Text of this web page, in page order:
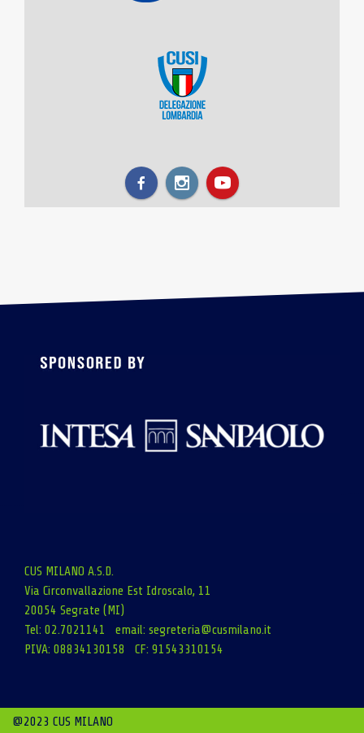
CUS MILANO A.S.D.
Via Circonvallazione Est Idroscalo, 11
20054 Segrate (MI)
Tel: 02.7021141 email: segreteria@cusmilano.it
PIVA: 08834130158 CF: 91543310154
@2023 CUS MILANO